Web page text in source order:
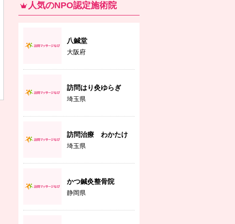
人気のNPO認定施術院
八鍼堂
大阪府
訪問はり灸ゆらぎ
埼玉県
訪問治療 わかたけ
埼玉県
かつ鍼灸整骨院
静岡県